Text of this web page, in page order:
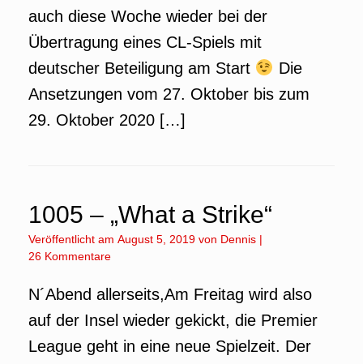
auch diese Woche wieder bei der
Übertragung eines CL-Spiels mit
deutscher Beteiligung am Start
Die
Ansetzungen vom 27. Oktober bis zum
29. Oktober 2020 […]
1005 – „What a Strike“
Veröffentlicht am August 5, 2019 von Dennis |
26 Kommentare
N´Abend allerseits,Am Freitag wird also
auf der Insel wieder gekickt, die Premier
League geht in eine neue Spielzeit. Der